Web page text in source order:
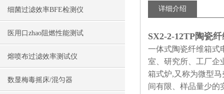
细菌过滤效率BFE检测仪
医用口zhao阻燃性能测试
熔喷布过滤效率测试仪
数显梅毒摇床/混匀器
详细介绍
SX2-2-12TP陶瓷
一体式陶瓷纤维箱式
室、研究所、工厂企
箱式炉,又称为微型
间有限、样品量少的